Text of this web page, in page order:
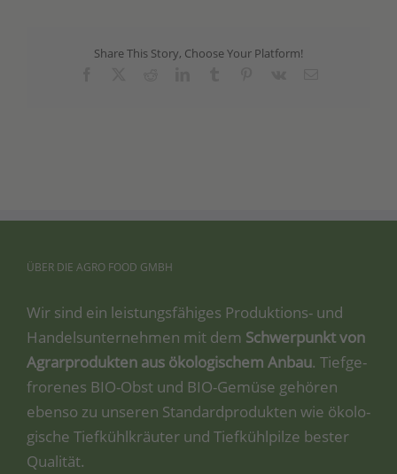
Share This Story, Choose Your Platform!
ÜBER DIE AGRO FOOD GMBH
Wir sind ein leis­tungs­fä­hi­ges Pro­duk­ti­ons- und
Han­dels­un­ter­neh­men mit dem Schwer­punkt von
Agrar­pro­duk­ten aus öko­lo­gi­schem Anbau. Tief­ge­
fro­re­nes BIO-Obst und BIO-Gemü­se gehö­ren
eben­so zu unse­ren Stan­dard­pro­duk­ten wie öko­lo­
gi­sche Tief­kühl­kräu­ter und Tief­kühl­pil­ze bes­ter
Qualität.